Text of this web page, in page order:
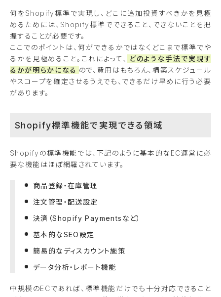
何をShopify標準で実現し、どこに追加投資すべきかを見極
めるためには、Shopify標準でできること、できないことを把
握することが必要です。
ここでのポイントは、何ができるかではなくどこまで標準でや
るかを見極めること。これによって、
どのような手法で実現す
るかが明らかになる ので、費用はもちろん、構築スケジュール
やスコープを確定させるうえでも、できるだけ早めに行う必要
があります。
Shopify標準機能で実現できる領域
Shopifyの標準機能では、下記のように基本的なEC運営に必
要な機能はほぼ網羅されています。
商品登録・在庫管理
注文管理・配送設定
決済（Shopify Paymentsなど）
基本的なSEO設定
簡易的なディスカウント施策
データ分析・レポート機能
中規模のECであれば、標準機能だけでも十分対応できること